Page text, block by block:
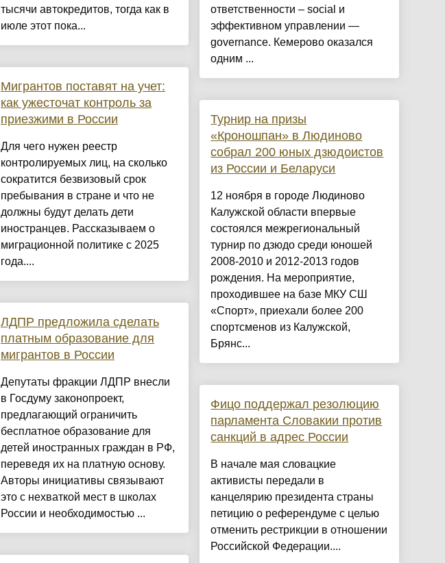
тысячи автокредитов, тогда как в
июле этот пока...
Мигрантов поставят на учет:
как ужесточат контроль за
приезжими в России
Для чего нужен реестр
контролируемых лиц, на сколько
сократится безвизовый срок
пребывания в стране и что не
должны будут делать дети
иностранцев. Рассказываем о
миграционной политике с 2025
года....
ЛДПР предложила сделать
платным образование для
мигрантов в России
Депутаты фракции ЛДПР внесли
в Госдуму законопроект,
предлагающий ограничить
бесплатное образование для
детей иностранных граждан в РФ,
переведя их на платную основу.
Авторы инициативы связывают
это с нехваткой мест в школах
России и необходимостью ...
ответственности – social и
эффективном управлении —
governance. Кемерово оказался
одним ...
Турнир на призы
«Кроношпан» в Людиново
собрал 200 юных дзюдоистов
из России и Беларуси
12 ноября в городе Людиново
Калужской области впервые
состоялся межрегиональный
турнир по дзюдо среди юношей
2008-2010 и 2012-2013 годов
рождения. На мероприятие,
проходившее на базе МКУ СШ
«Спорт», приехали более 200
спортсменов из Калужской,
Брянс...
Фицо поддержал резолюцию
парламента Словакии против
санкций в адрес России
В начале мая словацкие
активисты передали в
канцелярию президента страны
петицию о референдуме с целью
отменить рестрикции в отношении
Российской Федерации....